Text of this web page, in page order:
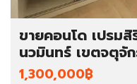
ขายคอนโด เปรม
นวมินทร์ เขตจตุจั
1,300,000฿